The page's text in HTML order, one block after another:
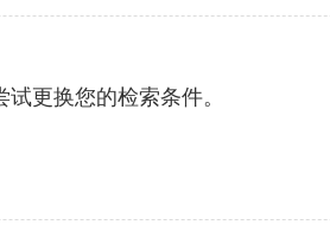
更换您的检索条件。